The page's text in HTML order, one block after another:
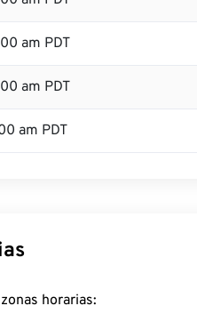
am PDT
am PDT
am PDT
horarias: